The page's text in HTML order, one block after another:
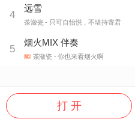
4
远雪
茶潋瓷 - 只可自怡悦，不堪持寄君
5
烟火MIX 伴奏
茶潋瓷 - 你也来看烟火啊
打 开